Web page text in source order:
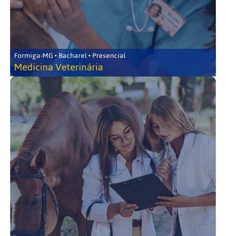
Formiga-MG • Bacharel • Presencial
Medicina Veterinária